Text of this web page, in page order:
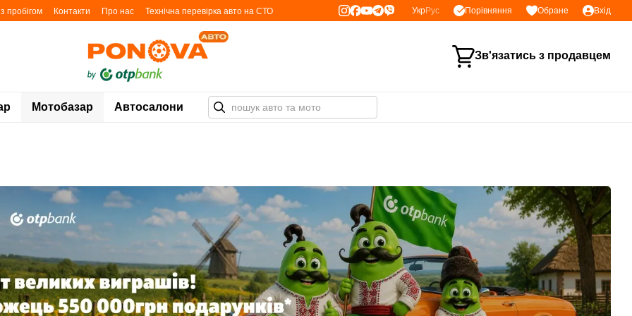
пробігом Контакти Про нас
Технічна перевірка авто на СТО
УкрРус Порівняння Обране Вхід
Зв'язатись з продавцем
Мотобазар Автосалони